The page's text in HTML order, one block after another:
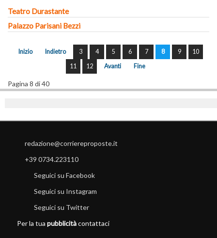
Teatro Durastante
Palazzo Parisani Bezzi
Inizio Indietro 3 4 5 6 7 8 9
10
11
12 Avanti Fine
Pagina 8 di 40
redazione@corriereproposte.it
+39 0734.223110
Seguici su Facebook
Seguici su Instagram
Seguici su Twitter
Per la tua pubblicitàcontattaci